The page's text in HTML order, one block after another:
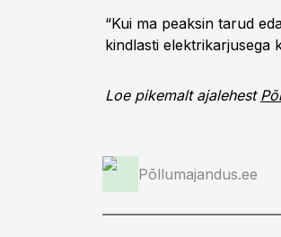
“Kui ma peaksin tarud
kindlasti elektrikarjusega
Loe pikemalt ajalehest
Põllumajandus.ee